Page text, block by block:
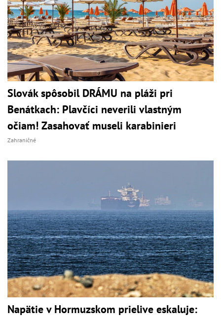
Slovák spôsobil DRÁMU na pláži pri
Benátkach: Plavčíci neverili vlastným
očiam! Zasahovať museli karabinieri
Zahraničné
Napätie v Hormuzskom prielive eskaluje: